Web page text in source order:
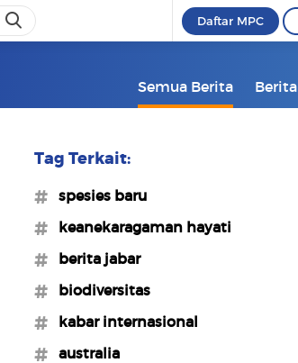
Daftar MPC
Semua Berita Berita
Tag Terkait:
#spesies baru
#keanekaragaman hayati
#berita jabar
#biodiversitas
#kabar internasional
#australia